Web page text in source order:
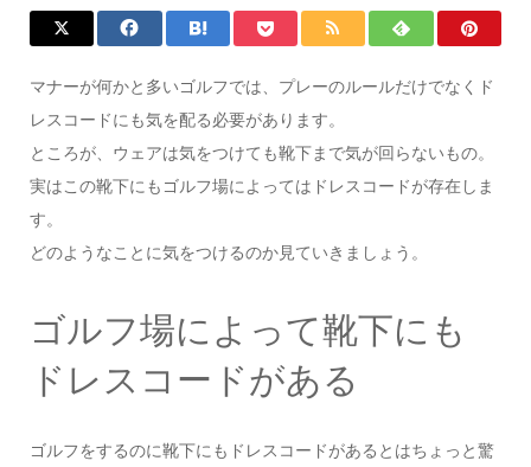
マナーが何かと多いゴルフでは、プレーのルールだけでなくド
レスコードにも気を配る必要があります。
ところが、ウェアは気をつけても靴下まで気が回らないもの。
実はこの靴下にもゴルフ場によってはドレスコードが存在しま
す。
どのようなことに気をつけるのか見ていきましょう。
ゴルフ場によって靴下にも
ドレスコードがある
ゴルフをするのに靴下にもドレスコードがあるとはちょっと驚